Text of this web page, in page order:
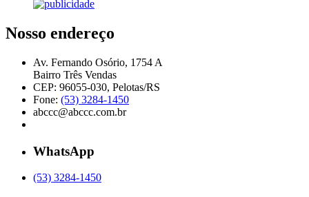
Nosso endereço
Av. Fernando Osório, 1754 A
Bairro Três Vendas
CEP: 96055-030, Pelotas/RS
Fone: (53) 3284-1450
abccc@abccc.com.br
WhatsApp
(53) 3284-1450